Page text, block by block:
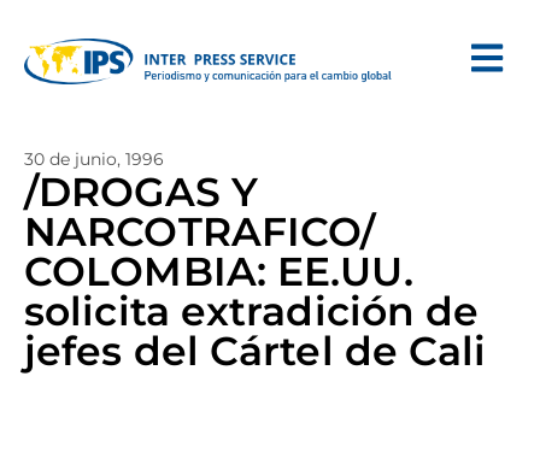
30 de junio, 1996
/DROGAS Y
NARCOTRAFICO/
COLOMBIA: EE.UU.
solicita extradición de
jefes del Cártel de Cali